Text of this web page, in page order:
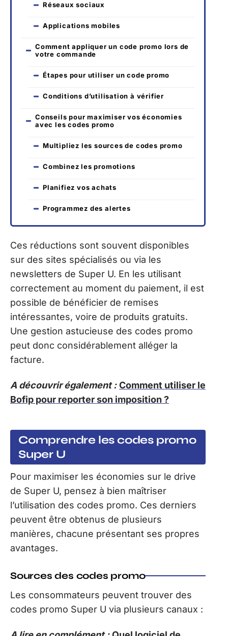
Réseaux sociaux
Applications mobiles
Comment appliquer un code promo lors de
votre commande
Étapes pour utiliser un code promo
Conditions d’utilisation à vérifier
Conseils pour maximiser vos économies
avec les codes promo
Multipliez les sources de codes promo
Combinez les promotions
Planifiez vos achats
Programmez des alertes
Ces réductions sont souvent disponibles
sur des sites spécialisés ou via les
newsletters de Super U. En les utilisant
correctement au moment du paiement, il est
possible de bénéficier de remises
intéressantes, voire de produits gratuits.
Une gestion astucieuse des codes promo
peut donc considérablement alléger la
facture.
A découvrir également : Comment utiliser le
Bofip pour reporter son imposition ?
Comprendre les codes promo
Super U
Pour maximiser les économies sur le drive
de Super U, pensez à bien maîtriser
l’utilisation des codes promo. Ces derniers
peuvent être obtenus de plusieurs
manières, chacune présentant ses propres
avantages.
Sources des codes promo
Les consommateurs peuvent trouver des
codes promo Super U via plusieurs canaux :